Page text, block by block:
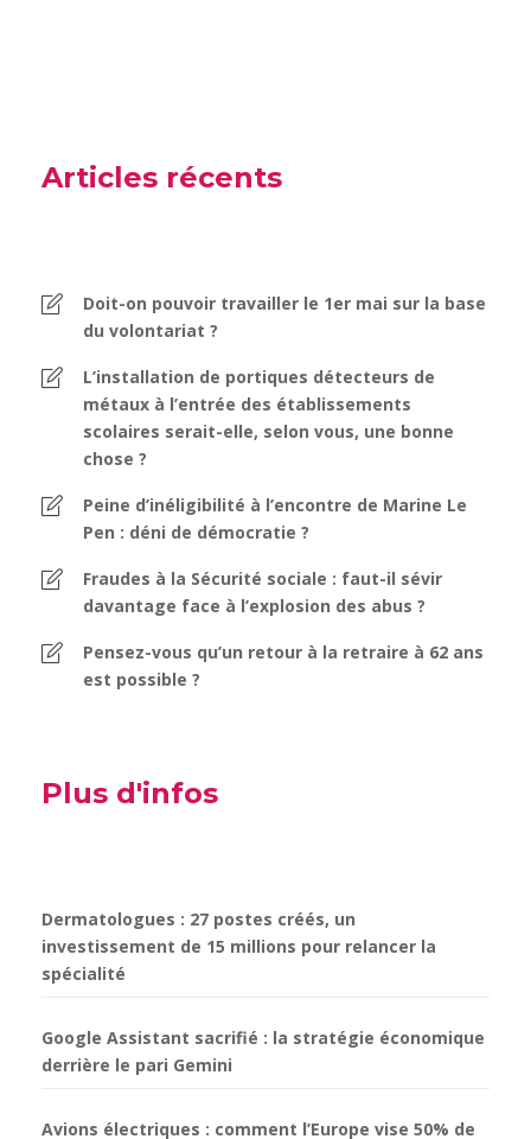
Articles récents
Doit-on pouvoir travailler le 1er mai sur la base
du volontariat ?
L’installation de portiques détecteurs de
métaux à l’entrée des établissements
scolaires serait-elle, selon vous, une bonne
chose ?
Peine d’inéligibilité à l’encontre de Marine Le
Pen : déni de démocratie ?
Fraudes à la Sécurité sociale : faut-il sévir
davantage face à l’explosion des abus ?
Pensez-vous qu’un retour à la retraire à 62 ans
est possible ?
Plus d'infos
Dermatologues : 27 postes créés, un
investissement de 15 millions pour relancer la
spécialité
Google Assistant sacrifié : la stratégie économique
derrière le pari Gemini
Avions électriques : comment l’Europe vise 50% de